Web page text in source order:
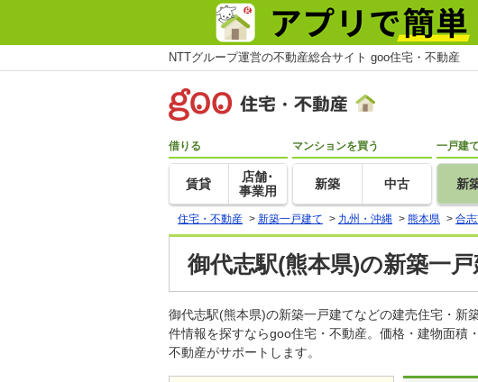
NTTグループ運営の不動産総合サイト goo住宅・不動産
借りる
賃貸
店舗･
事業用
マンションを買う
新築 中古
一戸建
新
住宅・不動産 > 新築一戸建て > 九州・沖縄 > 熊本県 > 合
御代志駅(熊本県)の新築一
御代志駅(熊本県)の新築一戸建てなどの建売住宅・新
件情報を探すならgoo住宅・不動産。価格・建物面積
不動産がサポートします。